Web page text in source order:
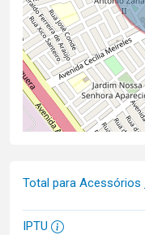
Total para Acessórios
IPTU